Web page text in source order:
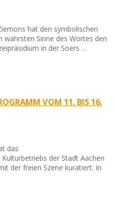
hat den symbolischen
wahrsten Sinne des Wortes den
in der Soers …
VOM 11. BIS 16.
das
der Stadt Aachen
der freien Szene kuratiert. In